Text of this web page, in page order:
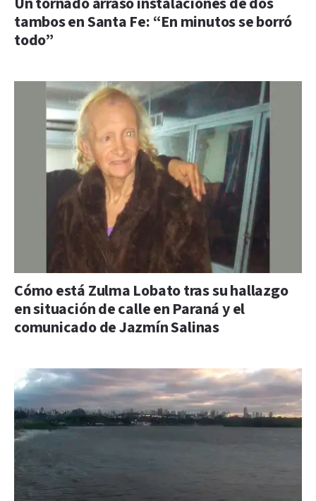
tambos en Santa Fe: “En minutos se borró
todo”
Cómo está Zulma Lobato tras su hallazgo
en situación de calle en Paraná y el
comunicado de Jazmín Salinas